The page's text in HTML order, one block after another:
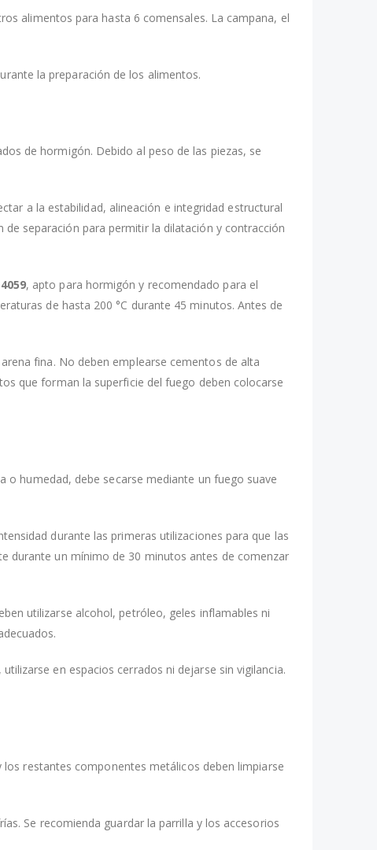
alimentos para hasta 6 comensales. La campana, el
la preparación de los alimentos.
de hormigón. Debido al peso de las piezas, se
a la estabilidad, alineación e integridad estructural
separación para permitir la dilatación y contracción
, apto para hormigón y recomendado para el
de hasta 200 °C durante 45 minutos. Antes de
fina. No deben emplearse cementos de alta
que forman la superficie del fuego deben colocarse
o humedad, debe secarse mediante un fuego suave
durante las primeras utilizaciones para que las
durante un mínimo de 30 minutos antes de comenzar
utilizarse alcohol, petróleo, geles inflamables ni
en espacios cerrados ni dejarse sin vigilancia.
restantes componentes metálicos deben limpiarse
Se recomienda guardar la parrilla y los accesorios